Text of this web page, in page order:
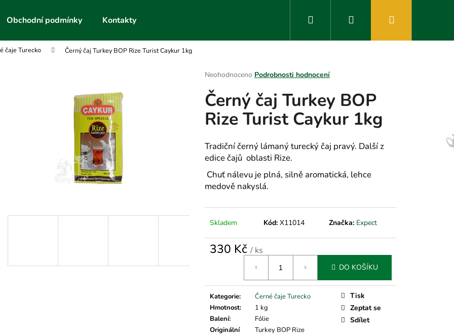
Obchodní podmínky Kontakty Hledat Přihlášení
čaje Turecko Černý čaj Turkey BOP Rize Turist Caykur 1kg
Průměrné
produktu
je
0,0
z
hvězdiček.
Neohodnoceno Podrobnosti hodnocení
Černý čaj Turkey BOP
Rize Turist Caykur 1kg
Tradiční černý lámaný turecký čaj pravý. Další z
edice čajů oblasti Rize.
Chuť nálevu je plná, silně aromatická, lehce
medově nakyslá.
Skladem Kód: X11014 Značka: Expect
330 Kč / ks
DO KOŠÍKU
Kategorie:
Černé čaje Turecko
Hmotnost:
1 kg
Balení:
Fólie
Originální
Turkey BOP Rize
Tisk
Zeptat se
Sdílet
Co potřebujete najít?
HLEDAT
Doporučujeme